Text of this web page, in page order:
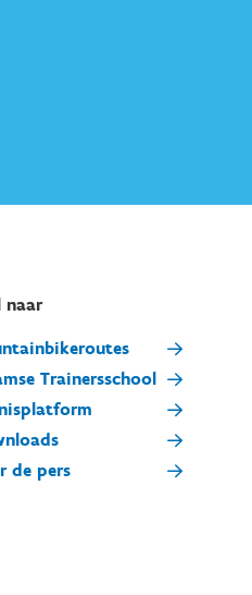
naar
Trainersschool
de pers